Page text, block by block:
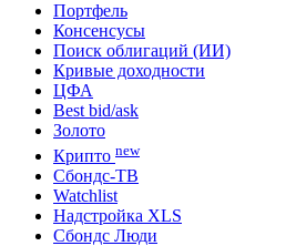
Портфель
Консенсусы
Поиск облигаций (ИИ)
Кривые доходности
ЦФА
Best bid/ask
Золото
Крипто new
Сбондс-ТВ
Watchlist
Надстройка XLS
Сбондс Люди